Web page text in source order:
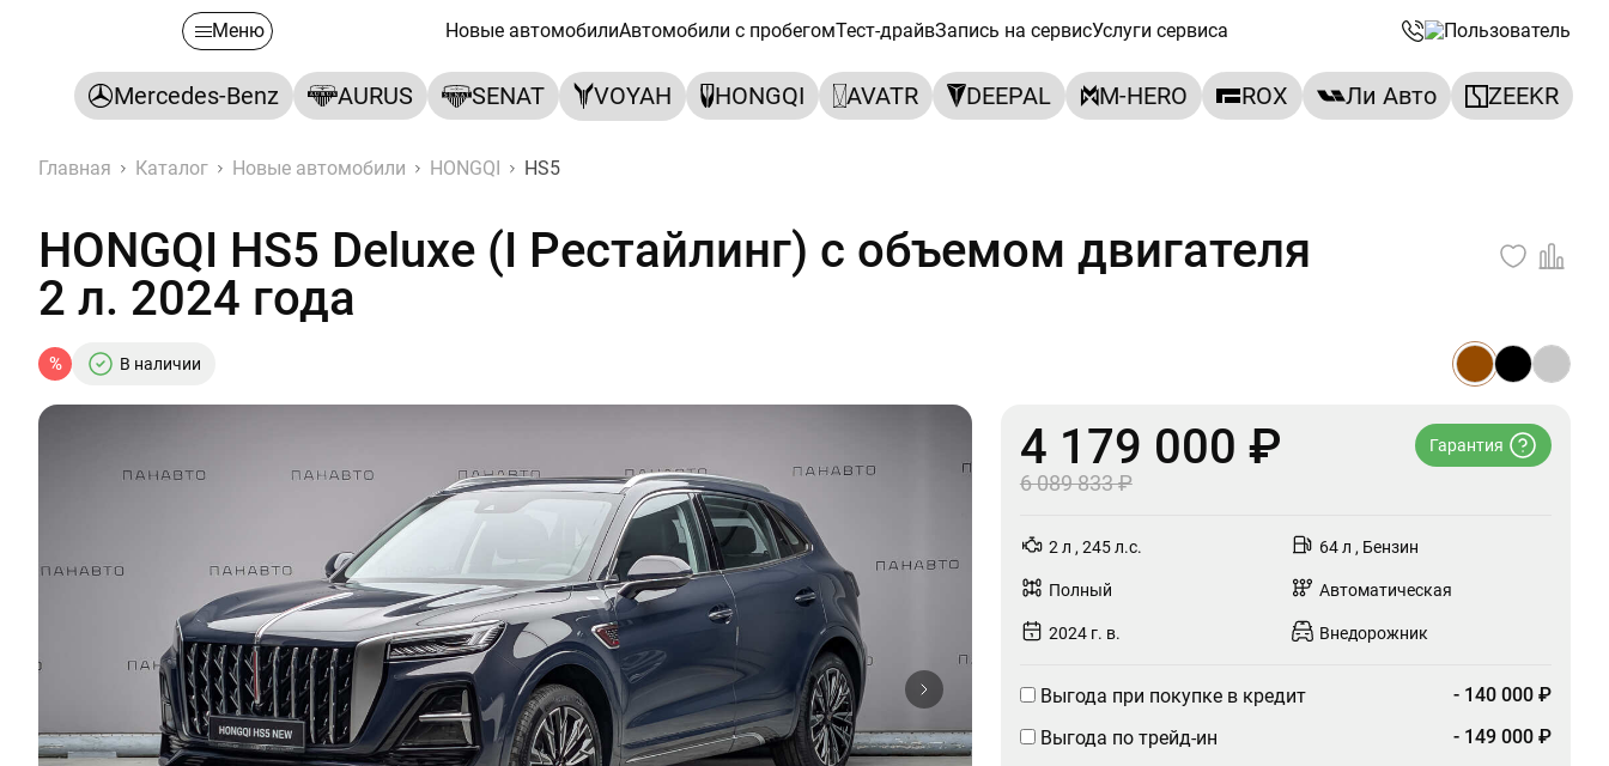
Меню Новые автомобилиАвтомобили с пробегомТест-драйвЗапись на сервисУслуги сервиса
Mercedes-Benz AURUS SENAT VOYAH HONGQI AVATR DEEPAL M-HERO ROX Ли Авто ZEEKR
Главная Каталог Новые автомобили HONGQI HS5
HONGQI HS5 Deluxe (I Рестайлинг) с объемом двигателя
2 л. 2024 года
% В наличии
4 179 000 ₽
6 089 833 ₽
Гарантия
2 л , 245 л.с. 64 л , Бензин
Полный Автоматическая
2024 г. в. Внедорожник
Выгода при покупке в кредит
- 140 000 ₽
Выгода по трейд-ин
- 149 000 ₽